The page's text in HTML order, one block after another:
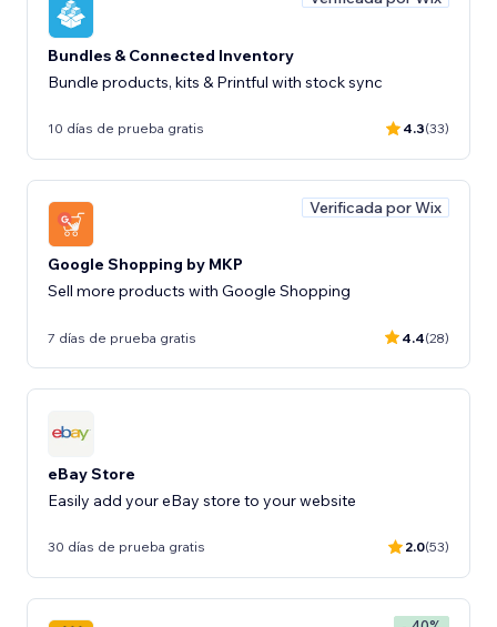
Bundles & Connected Inventory
Bundle products, kits & Printful with stock sync
10 días de prueba gratis 4.3(33)
Verificada por Wix
Google Shopping by MKP
Sell more products with Google Shopping
7 días de prueba gratis 4.4(28)
eBay Store
Easily add your eBay store to your website
30 días de prueba gratis 2.0(53)